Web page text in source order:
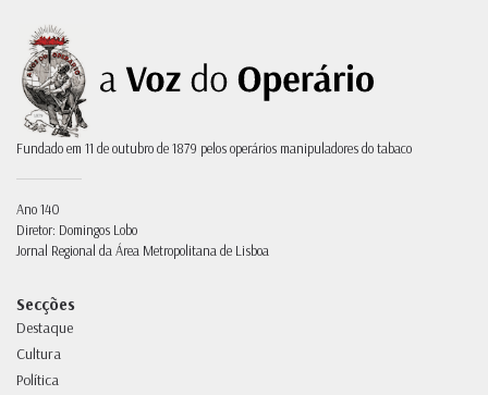
Fundado em 11 de outubro de 1879 pelos operários manipuladores do tabaco
Ano 140
Diretor: Domingos Lobo
Jornal Regional da Área Metropolitana de Lisboa
Secções
Destaque
Cultura
Política